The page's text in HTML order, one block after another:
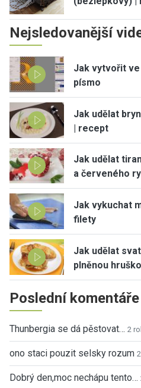
Nejsledovanější
Jak vytvořit
písmo
Jak udělat
| recept
Jak udělat
a červeného
Jak vykuchat
filety
Jak udělat
plněnou
Poslední komentáře
Thunbergia se dá pěstovat… 2
ono staci pouzit selsky rozum
Dobrý den,moc nechápu tento…